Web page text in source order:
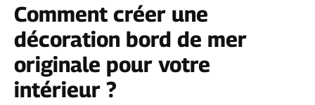
Comment créer une
décoration bord de mer
originale pour votre
intérieur ?